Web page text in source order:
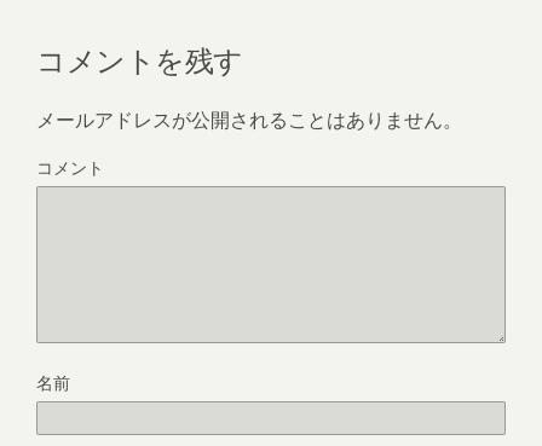
コメントを残す
メールアドレスが公開されることはありません。
コメント
名前